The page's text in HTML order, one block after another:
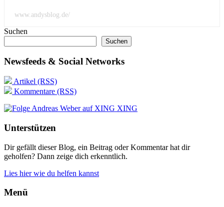
www.andysblog.de/
Suchen
Suchen
Newsfeeds & Social Networks
Artikel (RSS)
Kommentare (RSS)
XING
Unterstützen
Dir gefällt dieser Blog, ein Beitrag oder Kommentar hat dir
geholfen? Dann zeige dich erkenntlich.
Lies hier wie du helfen kannst
Menü